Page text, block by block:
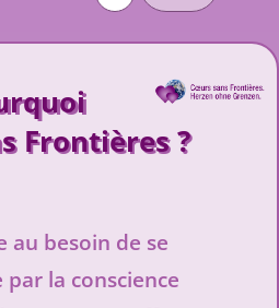
Frontières ?
au besoin de se
la conscience